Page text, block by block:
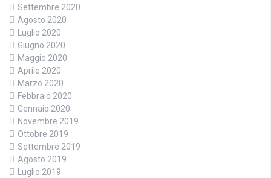
Settembre 2020
Agosto 2020
Luglio 2020
Giugno 2020
Maggio 2020
Aprile 2020
Marzo 2020
Febbraio 2020
Gennaio 2020
Novembre 2019
Ottobre 2019
Settembre 2019
Agosto 2019
Luglio 2019